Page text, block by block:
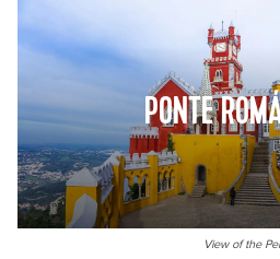
PONTE
View of the